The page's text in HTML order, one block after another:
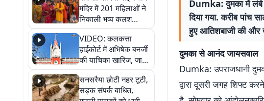
मंदिर में 201 महिलाओं ने
निकाली भव्य कलश
शोभायात्रा, शिवलिंग
प्राण-प्रतिष्ठा महोत्सव
शुरू
VIDEO: कलकत्ता
हाईकोर्ट में अभिषेक बनर्जी
की याचिका खारिज, जानें
क्या है पूरा मामला
सनसरैया छोटी नहर टूटी,
सड़क संपर्क बाधित,
Dumka: दुमका में लंबे
दिया गया. करीब पांच
हुए आतिशबाजी की और
दुमका से आनंद जायसवाल
Dumka: उपराजधानी
द्वारा दूसरी जगह शिफ्ट